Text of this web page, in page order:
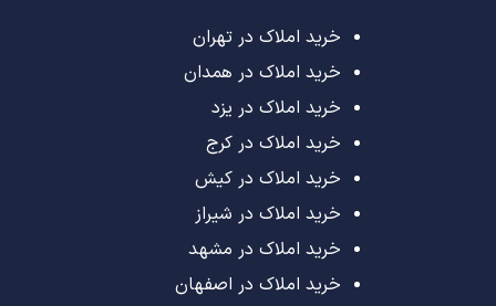
خرید املاک در تهران
خرید املاک در همدان
خرید املاک در یزد
خرید املاک در کرج
خرید املاک در کیش
خرید املاک در شیراز
خرید املاک در مشهد
خرید املاک در اصفهان